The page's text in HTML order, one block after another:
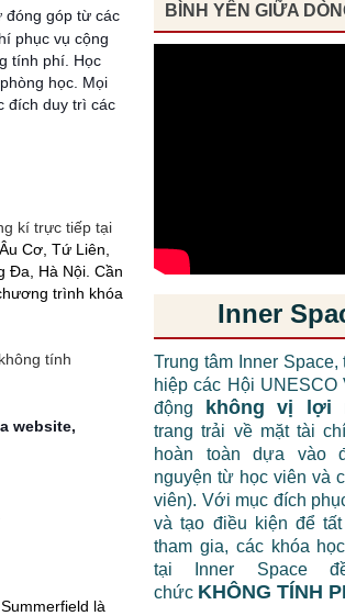
đóng góp từ các
phục vụ cộng
tính phí. Học
học. Mọi
đích duy trì các
kí trực tiếp tại
Cơ, Tứ Liên,
Đa, Hà Nội. Cần
trình khóa
tính
website,
là
BÌNH YÊN GIỮA
Inner
Trung tâm Inner
hiệp các Hội UNESCO
động
không vị lợi
trang trải về mặt tài
hoàn toàn dựa vào
nguyện từ học viên và
viên). Với mục đích
và tạo điều kiện để
tham gia, các khóa
tại Inner Space
chức KHÔNG TÍNH